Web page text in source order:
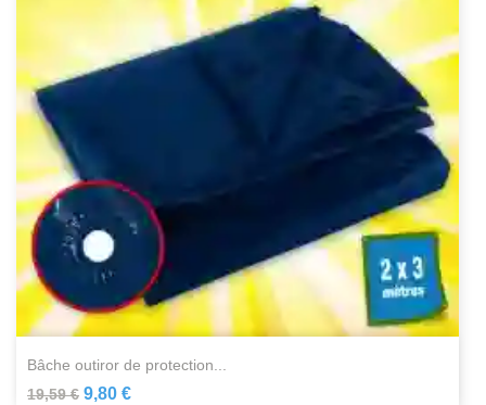
bâche outiror de protection...
19,59 € 9,80 €